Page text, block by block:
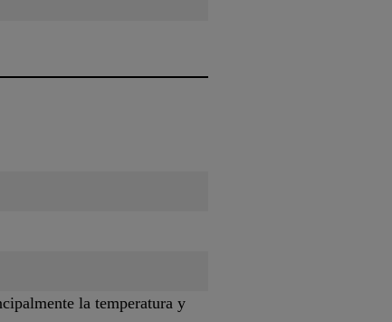
la temperatura y